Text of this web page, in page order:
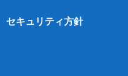
セキュリティ方針